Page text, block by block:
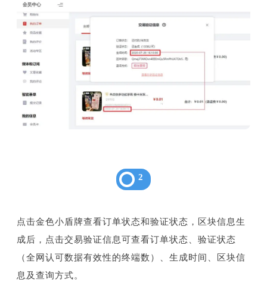
2
点击金色小盾牌查看订单状态和验证状态，区块信息生
成后，点击交易验证信息可查看订单状态、验证状态
（全网认可数据有效性的终端数）、生成时间、区块信
息及查询方式。